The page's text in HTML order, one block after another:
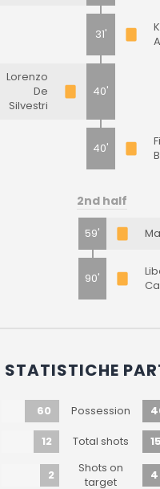
31'
Lorenzo
De
Silvestri
40'
40'
2nd half
59'
90'
STATISTICHE
60 Possession
12
Total shots 15
2
Shots on
target
4